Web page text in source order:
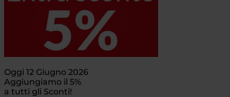
Oggi 12 Giugno 2026
Aggiungiamo il 5%
a tutti gli Sconti!